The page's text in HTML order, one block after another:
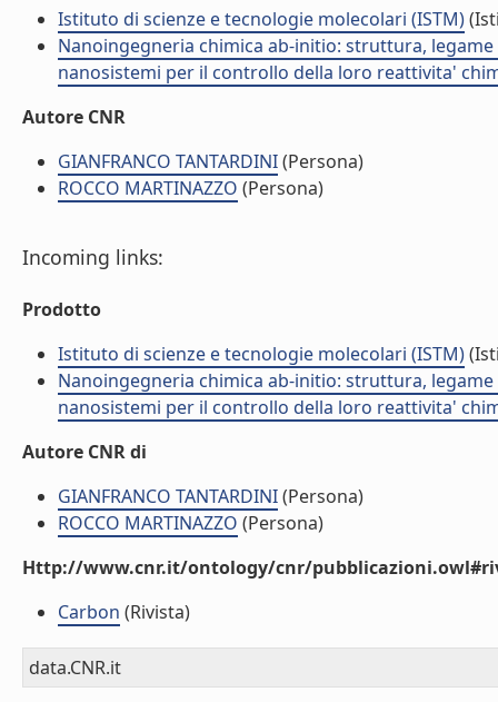
Istituto di scienze e tecnologie molecolari (ISTM)
Nanoingegneria chimica ab-initio: struttura,
nanosistemi per il controllo della loro reattivita'
Autore CNR
GIANFRANCO TANTARDINI(Persona)
ROCCO MARTINAZZO (Persona)
Incoming links:
Prodotto
Istituto di scienze e tecnologie molecolari (ISTM)
Nanoingegneria chimica ab-initio: struttura,
nanosistemi per il controllo della loro reattivita'
Autore CNR di
GIANFRANCO TANTARDINI(Persona)
ROCCO MARTINAZZO (Persona)
Http://www.cnr.it/ontology/cnr/
Carbon (Rivista)
data.CNR.it